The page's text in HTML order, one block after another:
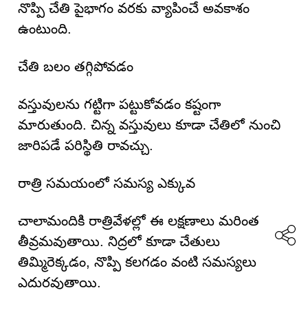
నొప్పి చేతి పైభాగం వరకు వ్యాపించే అవకాశం
ఉంటుంది.
చేతి బలం తగ్గిపోవడం
వస్తువులను గట్టిగా పట్టుకోవడం కష్టంగా
మారుతుంది. చిన్న వస్తువులు కూడా చేతిలో నుంచి
జారిపడే పరిస్థితి రావచ్చు.
రాత్రి సమయంలో సమస్య ఎక్కువ
చాలామందికి రాత్రివేళల్లో ఈ లక్షణాలు మరింత
తీవ్రమవుతాయి. నిద్రలో కూడా చేతులు
తిమ్మిరెక్కడం, నొప్పి కలగడం వంటి సమస్యలు
ఎదురవుతాయి.